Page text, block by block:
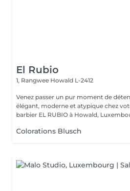
El Rubio
1, Rangwee Howald L-2412
Venez passer un pur moment de
élégant, moderne et atypique chez
barbier EL RUBIO à Howald,
Colorations Blusch